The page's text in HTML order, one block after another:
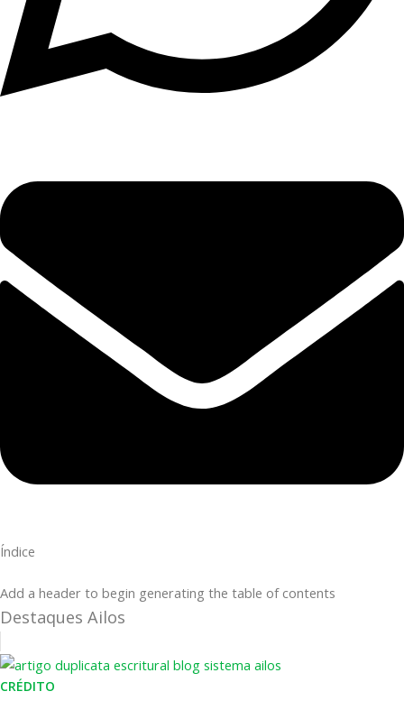
Índice
Add a header to begin generating the table of contents
Destaques Ailos
CRÉDITO